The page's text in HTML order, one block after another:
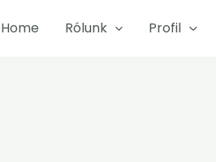
Home Rólunk Profil